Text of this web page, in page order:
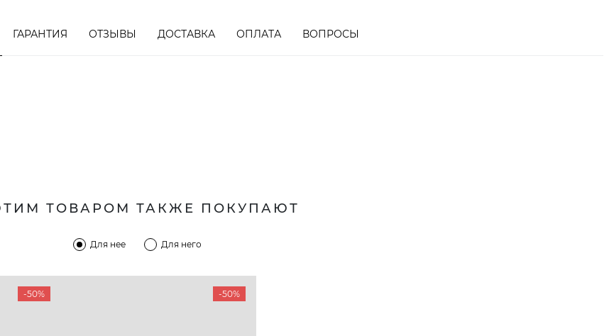
ГАРАНТИЯ ОТЗЫВЫ ДОСТАВКА ОПЛАТА ВОПРОСЫ
ТОВАРОМ ТАКЖЕ ПОКУПАЮТ
Для нее Для него
-50% -50%